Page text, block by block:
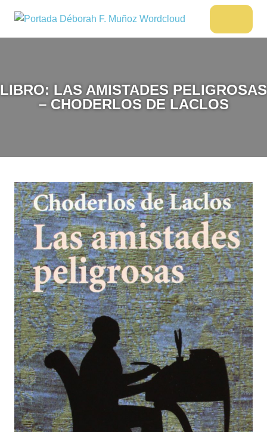
contenido
DÉBORAH
viajes
y
LIBRO: LAS AMISTADES PELIGROSAS
– CHODERLOS DE LACLOS